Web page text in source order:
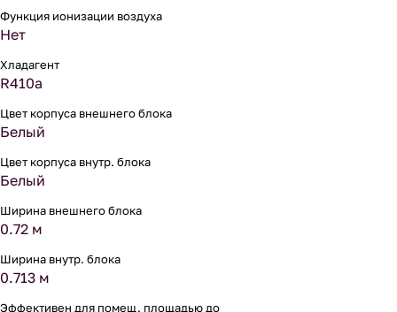
Функция ионизации воздуха
Нет
Хладагент
R410a
Цвет корпуса внешнего блока
Белый
Цвет корпуса внутр. блока
Белый
Ширина внешнего блока
0.72 м
Ширина внутр. блока
0.713 м
Эффективен для помещ. площадью до